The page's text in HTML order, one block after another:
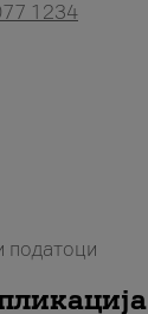
1234
податоци